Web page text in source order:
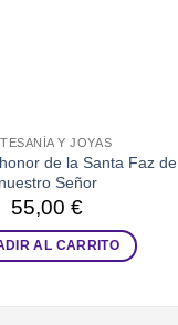
Y JOYAS
de la Santa Faz de
nuestro Señor
55,00 €
AL CARRITO